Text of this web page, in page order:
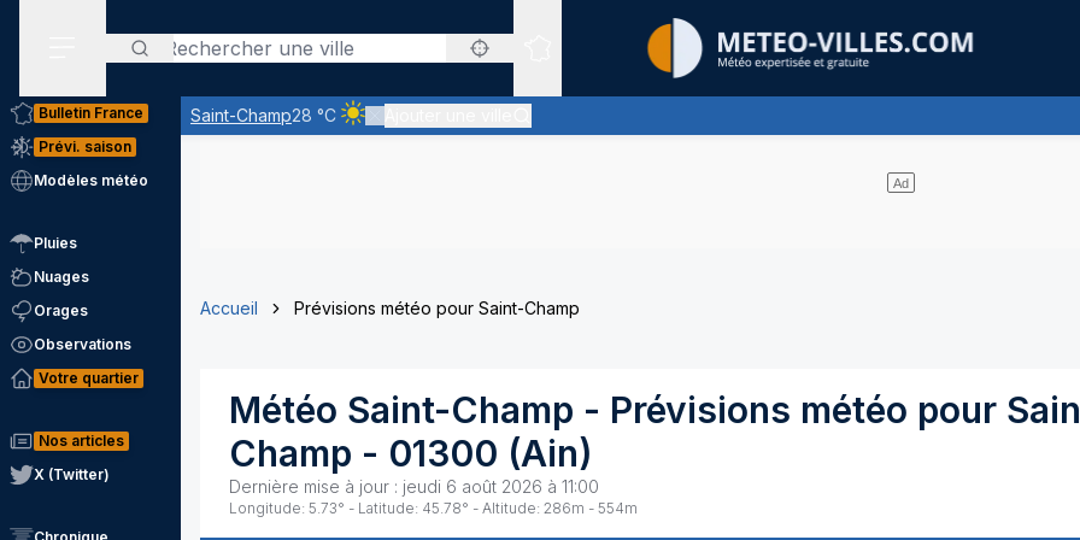
Rechercher
Sites expertis&eacute;s
Saint-Champ28 °C
Ciel clair - quasiment pas de nuages et un soleil omniprésent
Bulletin France
Prévi. saison
Modèles météo
Pluies
Nuages
Orages
Observations
Votre quartier
Nos articles
X (Twitter)
Accueil Prévisions météo pour Saint-Champ
Météo Saint-Champ - Prévisions météo pour
Champ - 01300 (Ain)
Dernière mise à jour : jeudi 6 août 2026 à 11:00
Longitude: 5.73° - Latitude: 45.78° - Altitude: 286m - 554m